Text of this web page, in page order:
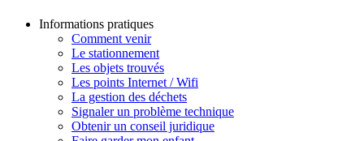
Informations pratiques
Comment venir
Le stationnement
Les objets trouvés
Les points Internet / Wifi
La gestion des déchets
Signaler un problème technique
Obtenir un conseil juridique